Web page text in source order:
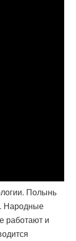
Полынь
Народные
работают и